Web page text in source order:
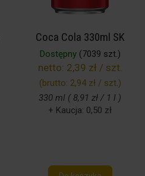
Coca Cola 330ml SK
Dostępny(7039 szt.)
netto: 2,39 zł / szt.
(brutto: 2,94 zł / szt.)
330 ml ( 8,91 zł / 1 l )
+ Kaucja: 0,50 zł